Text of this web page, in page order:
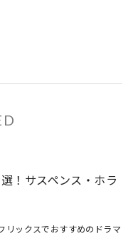
！サスペンス・ホラ
リックスでおすすめのドラマ